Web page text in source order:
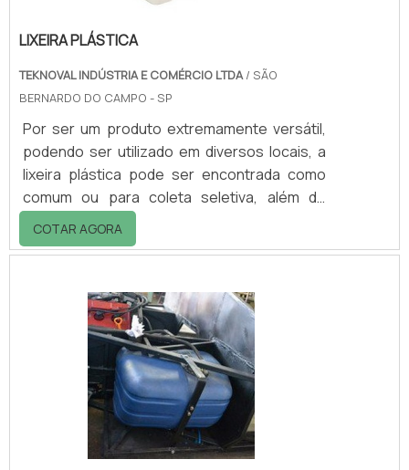
LIXEIRA PLÁSTICA
TEKNOVAL INDÚSTRIA E COMÉRCIO LTDA/ SÃO
BERNARDO DO CAMPO - SP
Por ser um produto extremamente versátil,
podendo ser utilizado em diversos locais, a
lixeira plástica pode ser encontrada como
comum ou para coleta seletiva, além de
outros produtos plásticos como caixas,
estrados, pallets, contêineres,
aparelhos para higiene.Entre em contato
com a empresa para saber maiores
informações!.
COTAR AGORA